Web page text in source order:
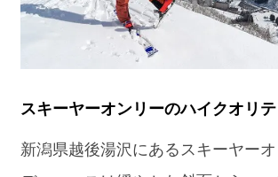
スキーヤーオンリーのハイクオリ
新潟県越後湯沢にあるスキーヤー